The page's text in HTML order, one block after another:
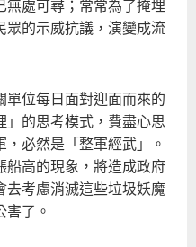
處可尋；常常為了掩埋
的示威抗議，演變成流
位每日面對迎面而來的
的思考模式，費盡心思
必然是「整軍經武」。
高的現象，將造成政府
去考慮消滅這些垃圾妖魔
了。